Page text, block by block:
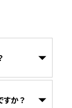
すか？